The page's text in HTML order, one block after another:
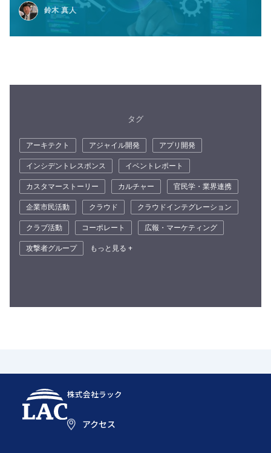
鈴木 真人
タグ
アーキテクト アジャイル開発
アプリ開発
インシデントレスポンス
イベントレポート
カスタマーストーリー
カルチャー
官民学・業界連携
企業市民活動
クラウド
クラウドインテグレーション
クラブ活動
コーポレート
広報・マーケティング
攻撃者グループ
もっと見る +
株式会社ラック
アクセス